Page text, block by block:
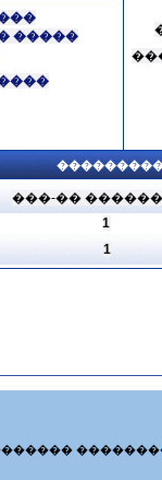
�����
���-��
1
1